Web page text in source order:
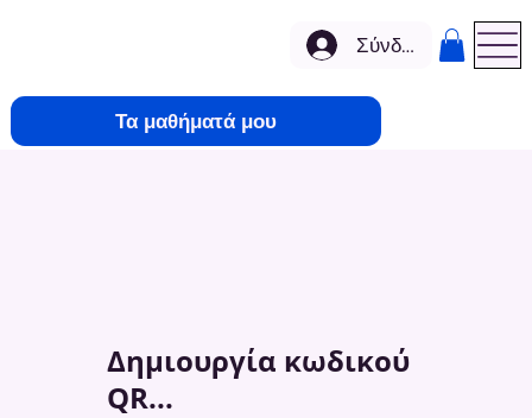
Τα μαθήματά μου
Σύνδεση
Δημιουργία κωδικού
QR...